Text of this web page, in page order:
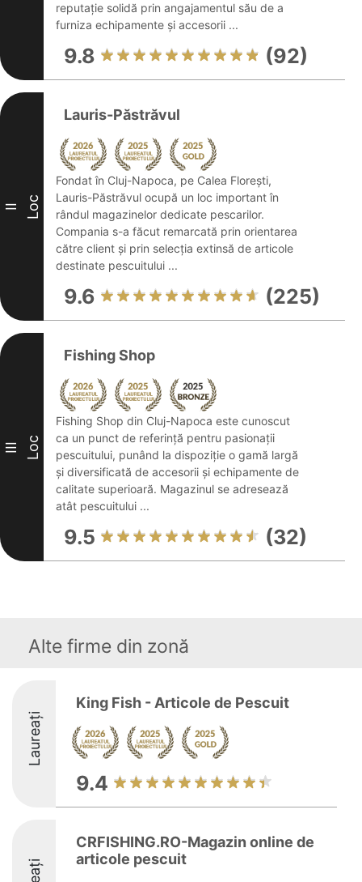
reputație solidă prin angajamentul său de a
furniza echipamente și accesorii ...
9.8 (92)
II Loc
Lauris-Păstrăvul
Fondat în Cluj-Napoca, pe Calea Florești,
Lauris-Păstrăvul ocupă un loc important în
rândul magazinelor dedicate pescarilor.
Compania s-a făcut remarcată prin orientarea
către client și prin selecția extinsă de articole
destinate pescuitului ...
9.6 (225)
III Loc
Fishing Shop
Fishing Shop din Cluj-Napoca este cunoscut
ca un punct de referință pentru pasionații
pescuitului, punând la dispoziție o gamă largă
și diversificată de accesorii și echipamente de
calitate superioară. Magazinul se adresează
atât pescuitului ...
9.5 (32)
Alte firme din zonă
Laureați
King Fish - Articole de Pescuit
9.4
CRFISHING.RO-Magazin online de
articole pescuit